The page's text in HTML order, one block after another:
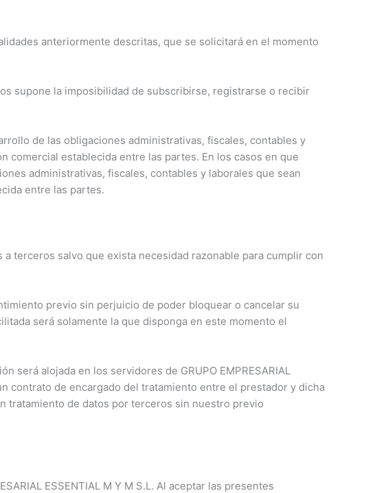
anteriormente descritas, que se solicitará en el momento
supone la imposibilidad de subscribirse, registrarse o recibir
de las obligaciones administrativas, fiscales, contables y
comercial establecida entre las partes. En los casos en que
administrativas, fiscales, contables y laborales que sean
entre las partes.
a terceros salvo que exista necesidad razonable para cumplir con
previo sin perjuicio de poder bloquear o cancelar su
será solamente la que disponga en este momento el
alojada en los servidores de GRUPO EMPRESARIAL
contrato de encargado del tratamiento entre el prestador y dicha
tratamiento de datos por terceros sin nuestro previo
ESSENTIAL M Y M S.L. Al aceptar las presentes